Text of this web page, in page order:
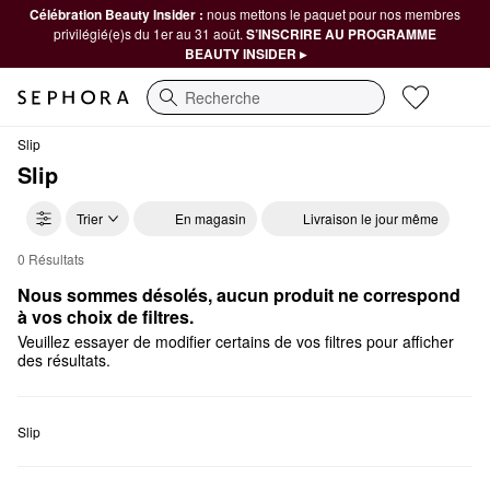
Célébration Beauty Insider : nous mettons le paquet pour nos membres
privilégié(e)s du 1er au 31 août. S’INSCRIRE AU PROGRAMME
BEAUTY INSIDER ▸
Recherche
Slip
Slip
Trier En magasin Livraison le jour même
Slip Outils
0 Résultats
Nous sommes désolés, aucun produit ne correspond
à vos choix de filtres.
Veuillez essayer de modifier certains de vos filtres pour afficher
des résultats.
Slip